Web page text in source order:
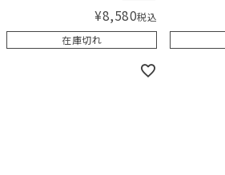
¥8,580税込
在庫切れ